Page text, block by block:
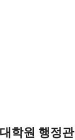
학원 행정